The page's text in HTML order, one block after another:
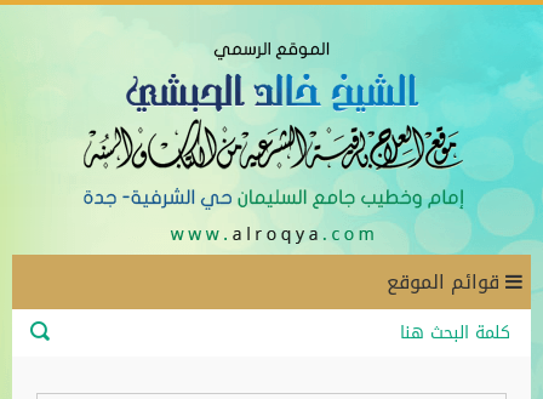
قوائم الموقع
أهلاً وسهلاً بكم في